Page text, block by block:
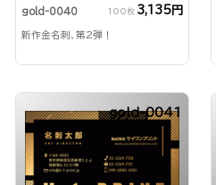
gold-0040 100枚 3,135円
新作金名刺、第2弾！
gold-0041